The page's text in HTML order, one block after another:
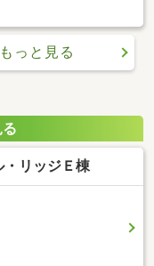
っと見る
リッジＥ棟